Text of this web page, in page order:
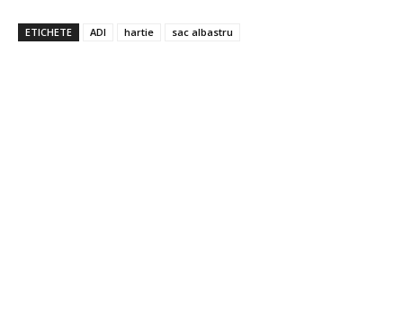
ETICHETE ADI hartie sac albastru